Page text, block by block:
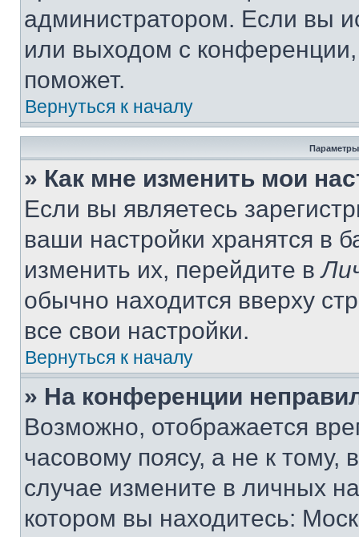
администратором. Если вы
или выходом с
поможет.
Вернуться к началу
Параметры
» Как мне изменить мои
Если вы являетесь
ваши настройки хранятся в
изменить их, перейдите в
обычно находится вверху
все свои настройки.
Вернуться к началу
» На конференции
Возможно, отображается
часовому поясу, а не к тому,
случае измените в личных
котором вы находитесь: